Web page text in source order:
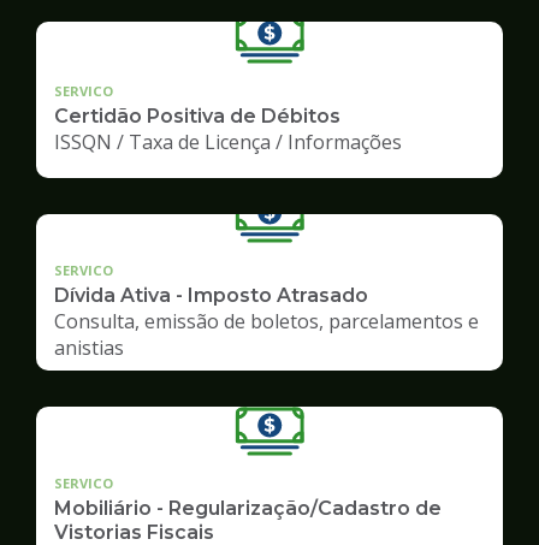
SERVICO
Certidão Positiva de Débitos
ISSQN / Taxa de Licença / Informações
SERVICO
Dívida Ativa - Imposto Atrasado
Consulta, emissão de boletos, parcelamentos e
anistias
SERVICO
Mobiliário - Regularização/Cadastro de
Vistorias Fiscais